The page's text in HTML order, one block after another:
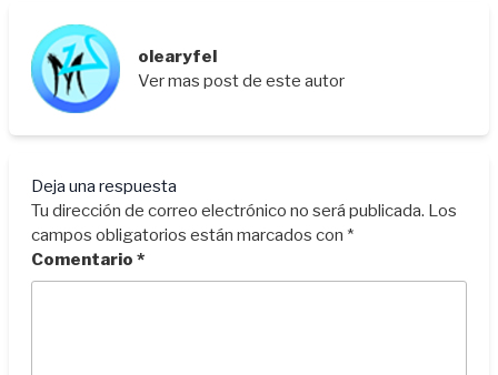
olearyfel
Ver mas post de este autor
Deja una respuesta
Tu dirección de correo electrónico no será publicada. Los
campos obligatorios están marcados con *
Comentario *